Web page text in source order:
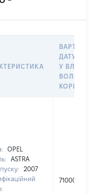
ДАТУ
У
OPEL
ASTRA
2007
71000